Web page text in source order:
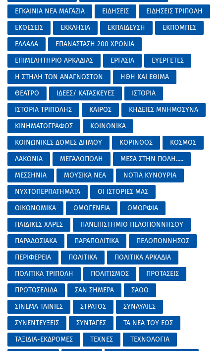
ΕΓΚΑΙΝΙΑ ΝΕΑ ΜΑΓΑΖΙΑ
ΕΙΔΗΣΕΙΣ
ΕΙΔΗΣΕΙΣ ΤΡΙΠΟΛΗ
ΕΚΘΕΣΕΙΣ
ΕΚΚΛΗΣΙΑ ΕΚΠΑΙΔΕΥΣΗ
ΕΚΠΟΜΠΕΣ
ΕΛΛΑΔΑ
ΕΠΑΝΑΣΤΑΣΗ 200 ΧΡΟΝΙΑ
ΕΠΙΜΕΛΗΤΗΡΙΟ ΑΡΚΑΔΙΑΣ
ΕΡΓΑΣΙΑ
ΕΥΕΡΓΕΤΕΣ
Η ΣΤΗΛΗ ΤΩΝ ΑΝΑΓΝΩΣΤΩΝ
ΗΘΗ ΚΑΙ ΕΘΙΜΑ
ΘΕΑΤΡΟ
ΙΔΕΕΣ/ ΚΑΤΑΣΚΕΥΕΣ
ΙΣΤΟΡΙΑ
ΙΣΤΟΡΙΑ ΤΡΙΠΟΛΗΣ
ΚΑΙΡΟΣ
ΚΗΔΕΙΕΣ ΜΝΗΜΟΣΥΝΑ
ΚΙΝΗΜΑΤΟΓΡΑΦΟΣ
ΚΟΙΝΩΝΙΚΑ
ΚΟΙΝΩΝΙΚΕΣ ΔΟΜΕΣ ΔΗΜΟΥ
ΚΟΡΙΝΘΟΣ
ΚΟΣΜΟΣ
ΛΑΚΩΝΙΑ
ΜΕΓΑΛΟΠΟΛΗ
ΜΕΣΑ ΣΤΗΝ ΠΟΛΗ.....
ΜΕΣΣΗΝΙΑ
ΜΟΥΣΙΚΑ ΝΕΑ
ΝΟΤΙΑ ΚΥΝΟΥΡΙΑ
ΝΥΧΤΟΠΕΡΠΑΤΗΜΑΤΑ
ΟΙ ΙΣΤΟΡΙΕΣ ΜΑΣ
ΟΙΚΟΝΟΜΙΚΑ
ΟΜΟΓΕΝΕΙΑ
ΟΜΟΡΦΙΑ
ΠΑΙΔΙΚΕΣ ΧΑΡΕΣ
ΠΑΝΕΠΙΣΤΗΜΙΟ ΠΕΛΟΠΟΝΝΗΣΟΥ
ΠΑΡΑΔΟΣΙΑΚΑ
ΠΑΡΑΠΟΛΙΤΙΚΑ
ΠΕΛΟΠΟΝΝΗΣΟΣ
ΠΕΡΙΦΕΡΕΙΑ
ΠΟΛΙΤΙΚΑ
ΠΟΛΙΤΙΚΑ ΑΡΚΑΔΙΑ
ΠΟΛΙΤΙΚΑ ΤΡΙΠΟΛΗ
ΠΟΛΙΤΙΣΜΟΣ
ΠΡΟΤΑΣΕΙΣ
ΠΡΩΤΟΣΕΛΙΔΑ
ΣΑΝ ΣΗΜΕΡΑ
ΣΑΟΟ
ΣΙΝΕΜΑ ΤΑΙΝΙΕΣ
ΣΤΡΑΤΟΣ
ΣΥΝΑΥΛΙΕΣ
ΣΥΝΕΝΤΕΥΞΕΙΣ
ΣΥΝΤΑΓΕΣ
ΤΑ ΝΕΑ ΤΟΥ ΕΟΣ
ΤΑΞΙΔΙΑ-ΕΚΔΡΟΜΕΣ
ΤΕΧΝΕΣ
ΤΕΧΝΟΛΟΓΙΑ